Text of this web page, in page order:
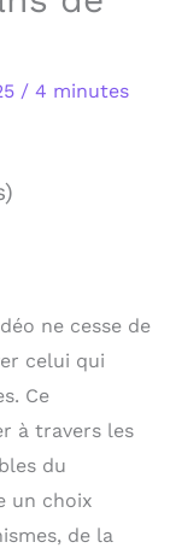
/ 4 minutes
ne cesse de
celui qui
Ce
à travers les
du
un choix
de la